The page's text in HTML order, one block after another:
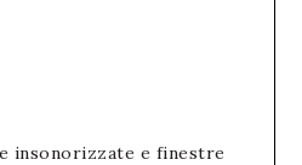
e finestre